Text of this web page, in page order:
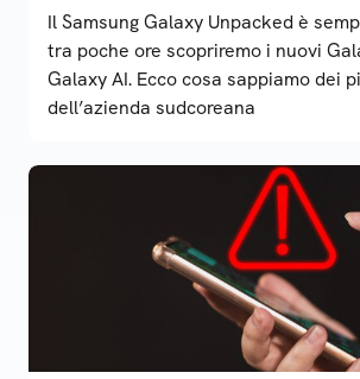
Il Samsung Galaxy Unpacked è
tra poche ore scopriremo i nuovi
Galaxy AI. Ecco cosa sappiamo dei
dell’azienda sudcoreana